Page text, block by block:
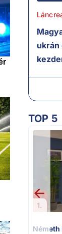
ukrán
TOP 5
1.
Németh